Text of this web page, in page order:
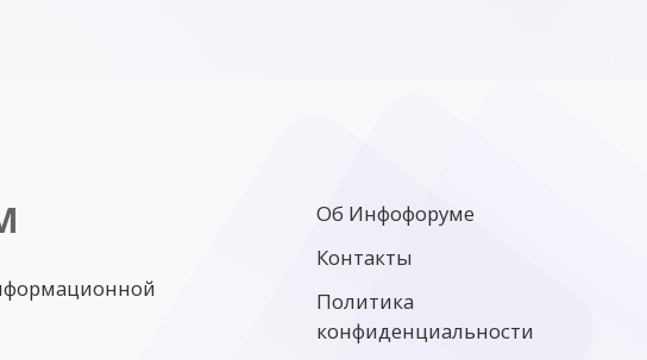
Об Инфофоруме
Контакты
Политика
конфиденциальности